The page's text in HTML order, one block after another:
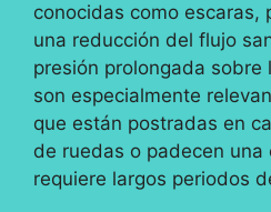
conocidas como escaras,
una reducción del flujo
presión prolongada sobre
son especialmente
que están postradas en
de ruedas o padecen una
requiere largos periodos